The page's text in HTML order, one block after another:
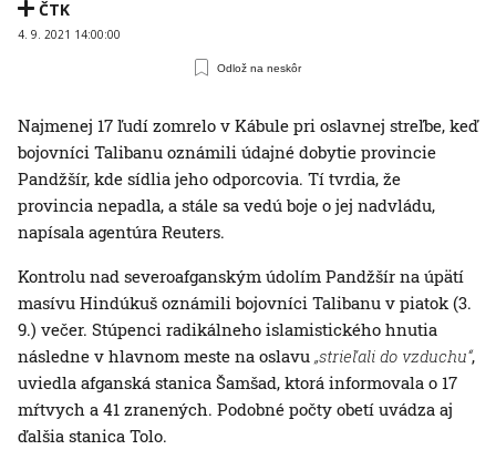
ČTK
4. 9. 2021 14:00:00
Odlož na neskôr
Najmenej 17 ľudí zomrelo v Kábule pri oslavnej streľbe, keď
bojovníci Talibanu oznámili údajné dobytie provincie
Pandžšír, kde sídlia jeho odporcovia. Tí tvrdia, že
provincia nepadla, a stále sa vedú boje o jej nadvládu,
napísala agentúra Reuters.
Kontrolu nad severoafganským údolím Pandžšír na úpätí
masívu Hindúkuš oznámili bojovníci Talibanu v piatok (3.
9.) večer. Stúpenci radikálneho islamistického hnutia
následne v hlavnom meste na oslavu „strieľali do vzduchu“,
uviedla afganská stanica Šamšad, ktorá informovala o 17
mŕtvych a 41 zranených. Podobné počty obetí uvádza aj
ďalšia stanica Tolo.